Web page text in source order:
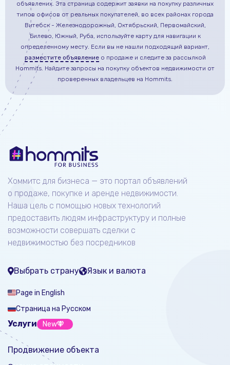
объявлених. Эта страница содержит заявки на покупку различных
типов офисов от реальных покупателей, во всех районах города
Витебск - Железнодорожный, Октябрьский, Первомайский,
Билево, Южный, Руба, используйте карту для навигации к
определенному месту. Если вы не нашли подходящий вариант,
разместите объявлениео продажеи следите за рассылкой
Hommits. Найдите запросы на покупку объектов недвижимости от
проверенных владельцев на Hommits.
Хоммитс для бизнеса — это портал объявлений
о продаже, покупке и аренде недвижимости.
Наша цель с помощью новых технологий
предоставить людям инфраструктуру и полные
возможности совершать сделки с
недвижимостью без посредников
Выбрать страну Язык и валюта
Page in English
Страница на Русском
Услуги New
Продвижение объекта